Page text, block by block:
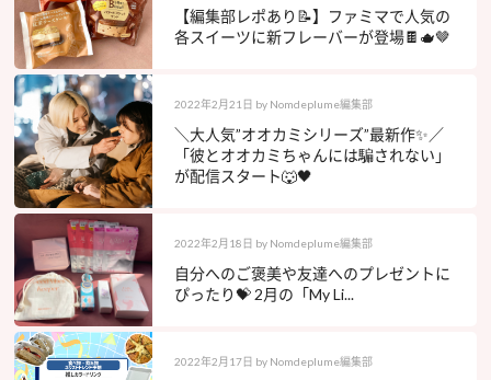
【編集部レポあり📝】ファミマで人気の
各スイーツに新フレーバーが登場🍫🫖🤎
2022年2月21日 by Nomdeplume編集部
＼大人気”オオカミシリーズ”最新作✨／
「彼とオオカミちゃんには騙されない」
が配信スタート🐺🖤
2022年2月18日 by Nomdeplume編集部
自分へのご褒美や友達へのプレゼントに
ぴったり💝 2月の「My Li...
2022年2月17日 by Nomdeplume編集部